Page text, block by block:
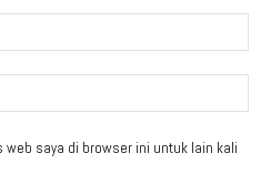
web saya di browser ini untuk lain kali